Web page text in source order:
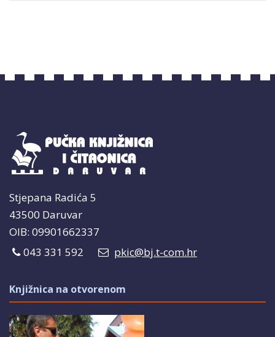
Stjepana Radića 5
43500 Daruvar
OIB: 09901662337
043 331 592
pkic@bj.t-com.hr
Knjižnica na otvorenom